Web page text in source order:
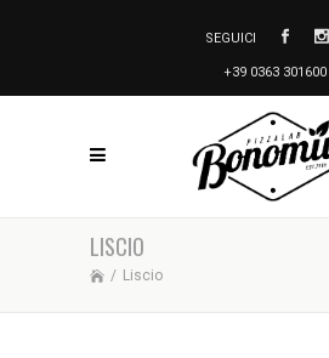
SEGUICI
+39 0363 301600
LISCIO
/ Liscio